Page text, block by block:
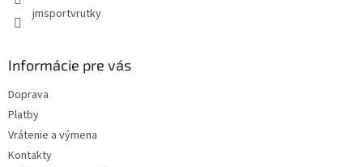
jmsportvrutky
Informácie pre vás
Doprava
Platby
Vrátenie a výmena
Kontakty